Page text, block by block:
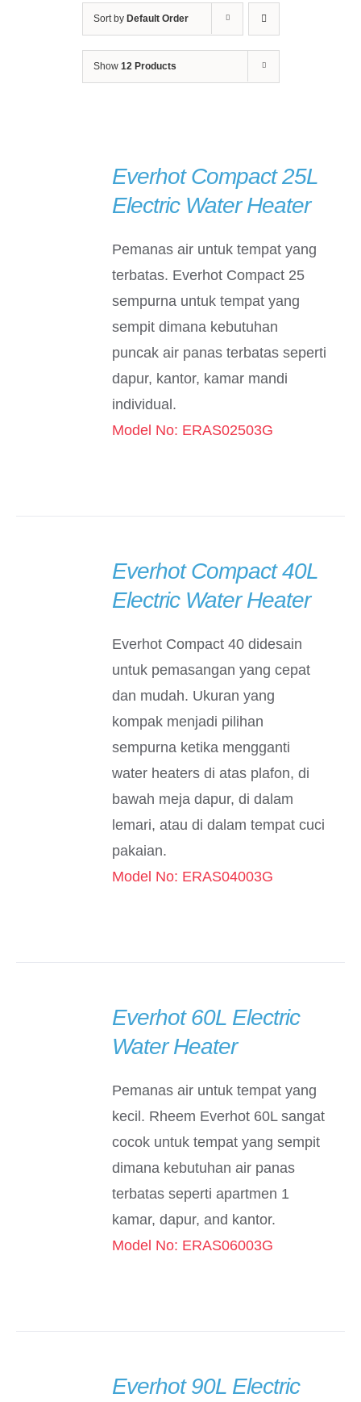
Sort by Default Order
Show 12 Products
Everhot Compact 25L
Electric Water Heater
Pemanas air untuk tempat yang
terbatas. Everhot Compact 25
sempurna untuk tempat yang
sempit dimana kebutuhan
puncak air panas terbatas seperti
dapur, kantor, kamar mandi
individual.
Model No: ERAS02503G
Everhot Compact 40L
Electric Water Heater
Everhot Compact 40 didesain
untuk pemasangan yang cepat
dan mudah. Ukuran yang
kompak menjadi pilihan
sempurna ketika mengganti
water heaters di atas plafon, di
bawah meja dapur, di dalam
lemari, atau di dalam tempat cuci
pakaian.
Model No: ERAS04003G
Everhot 60L Electric
Water Heater
Pemanas air untuk tempat yang
kecil. Rheem Everhot 60L sangat
cocok untuk tempat yang sempit
dimana kebutuhan air panas
terbatas seperti apartmen 1
kamar, dapur, and kantor.
Model No: ERAS06003G
Everhot 90L Electric